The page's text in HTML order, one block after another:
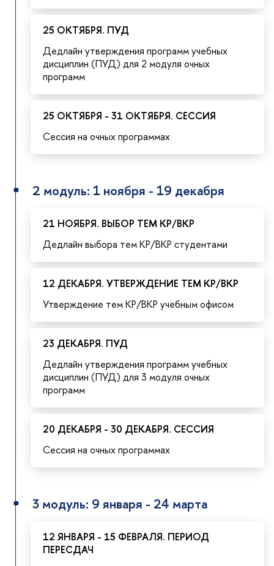
25 ОКТЯБРЯ. ПУД
Дедлайн утверждения программ учебных
дисциплин (ПУД) для 2 модуля очных
программ
25 ОКТЯБРЯ - 31 ОКТЯБРЯ. СЕССИЯ
Сессия на очных программах
2 модуль: 1 ноября - 19 декабря
21 НОЯБРЯ. ВЫБОР ТЕМ КР/ВКР
Дедлайн выбора тем КР/ВКР студентами
12 ДЕКАБРЯ. УТВЕРЖДЕНИЕ ТЕМ КР/ВКР
Утверждение тем КР/ВКР учебным офисом
23 ДЕКАБРЯ. ПУД
Дедлайн утверждения программ учебных
дисциплин (ПУД) для 3 модуля очных
программ
20 ДЕКАБРЯ - 30 ДЕКАБРЯ. СЕССИЯ
Сессия на очных программах
3 модуль: 9 января - 24 марта
12 ЯНВАРЯ - 15 ФЕВРАЛЯ. ПЕРИОД
ПЕРЕСДАЧ